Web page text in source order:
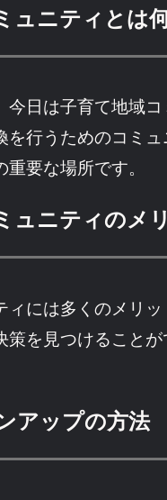
ュニティとは
今日は子育て地域
を行うためのコミ
要な場所です。
ュニティのメ
ィには多くのメリ
策を見つけること
アップの方法